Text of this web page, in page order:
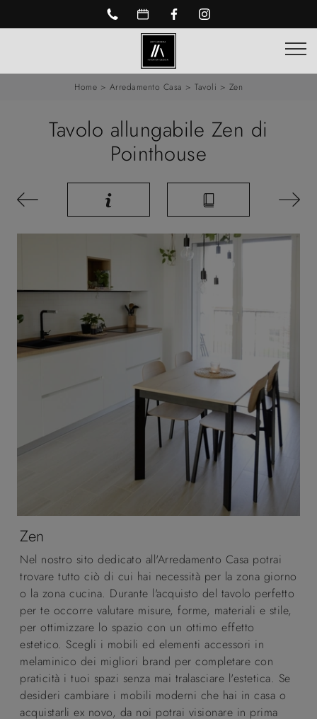
Home > Arredamento Casa > Tavoli > Zen
Tavolo allungabile Zen di
Pointhouse
Zen
Nel nostro sito dedicato all'Arredamento Casa potrai
trovare tutto ciò di cui hai necessità per la zona giorno
o la zona cucina. Durante l'acquisto del tavolo perfetto
per te occorre valutare misure, forme, materiali e stile,
per ottimizzare lo spazio con un ottimo effetto
estetico. Scegli i mobili ed elementi accessori in
melaminico dei migliori brand per completare con
praticità i tuoi spazi senza mai tralasciare l'estetica. Se
desideri cambiare i mobili moderni che hai in casa o
acquistarli ex novo, da noi potrai visionare in prima